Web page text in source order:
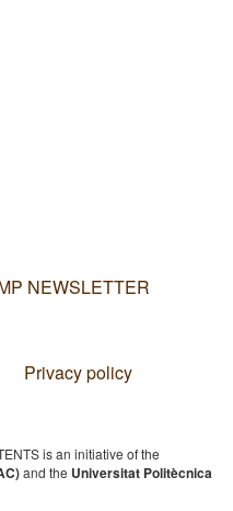
NEWSLETTER
Privacy policy
is an initiative of the
and the Universitat Politècnica